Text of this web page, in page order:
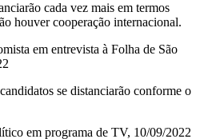
cada vez mais em termos
houver cooperação internacional.
em entrevista à Folha de São
se distanciarão conforme o
em programa de TV, 10/09/2022